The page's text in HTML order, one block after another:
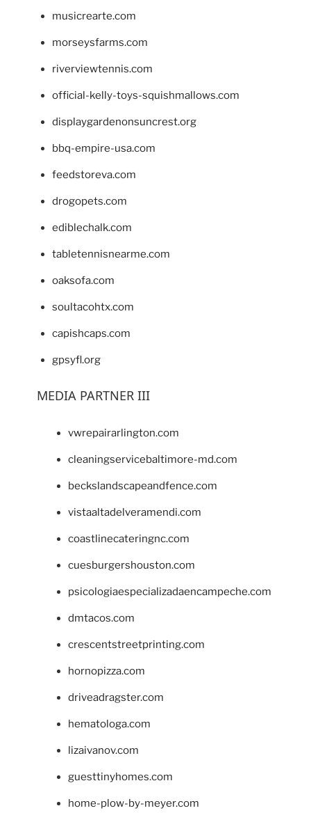
musicrearte.com
morseysfarms.com
riverviewtennis.com
official-kelly-toys-squishmallows.com
displaygardenonsuncrest.org
bbq-empire-usa.com
feedstoreva.com
drogopets.com
ediblechalk.com
tabletennisnearme.com
oaksofa.com
soultacohtx.com
capishcaps.com
gpsyfl.org
MEDIA PARTNER III
vwrepairarlington.com
cleaningservicebaltimore-md.com
beckslandscapeandfence.com
vistaaltadelveramendi.com
coastlinecateringnc.com
cuesburgershouston.com
psicologiaespecializadaencampeche.com
dmtacos.com
crescentstreetprinting.com
hornopizza.com
driveadragster.com
hematologa.com
lizaivanov.com
guesttinyhomes.com
home-plow-by-meyer.com